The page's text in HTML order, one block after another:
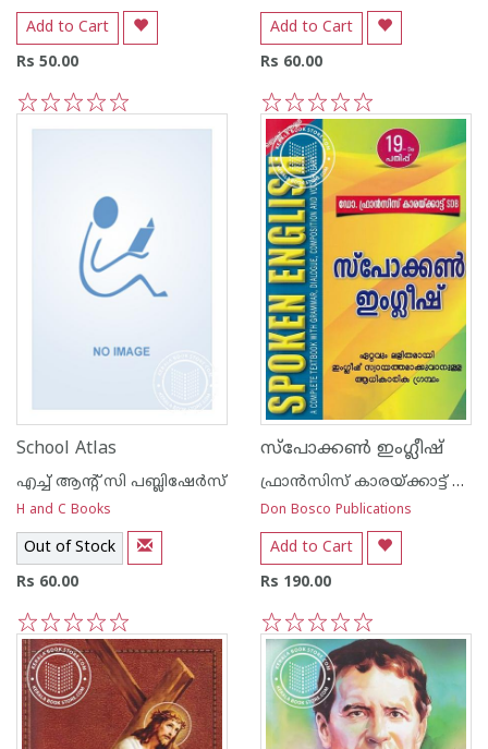
Add to Cart
Rs 50.00
Add to Cart
Rs 60.00
5
4
3
2
1
School Atlas
എച്ച് ആന്റ്‌ സി പബ്ലിഷേര്‍സ്
H and C Books
Out of Stock
Rs 60.00
5
4
3
2
1
സ്പോക്കണ്‍ ഇംഗ്ലീഷ്
ഫ്രാന്‍സിസ് കാരയ്ക്കാട്ട് ഏസ് ഡി ബി
Don Bosco Publications
Add to Cart
Rs 190.00
5
4
3
2
1